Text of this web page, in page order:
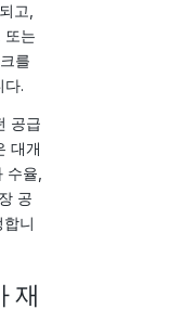
고,
또는
를
다.
공급
대개
율,
공
니
재